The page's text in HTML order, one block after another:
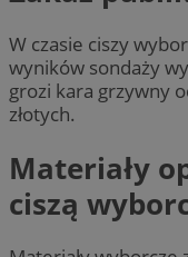
W czasie ciszy
wyników sondaży
grozi kara grzywny
złotych.
Materiały
ciszą